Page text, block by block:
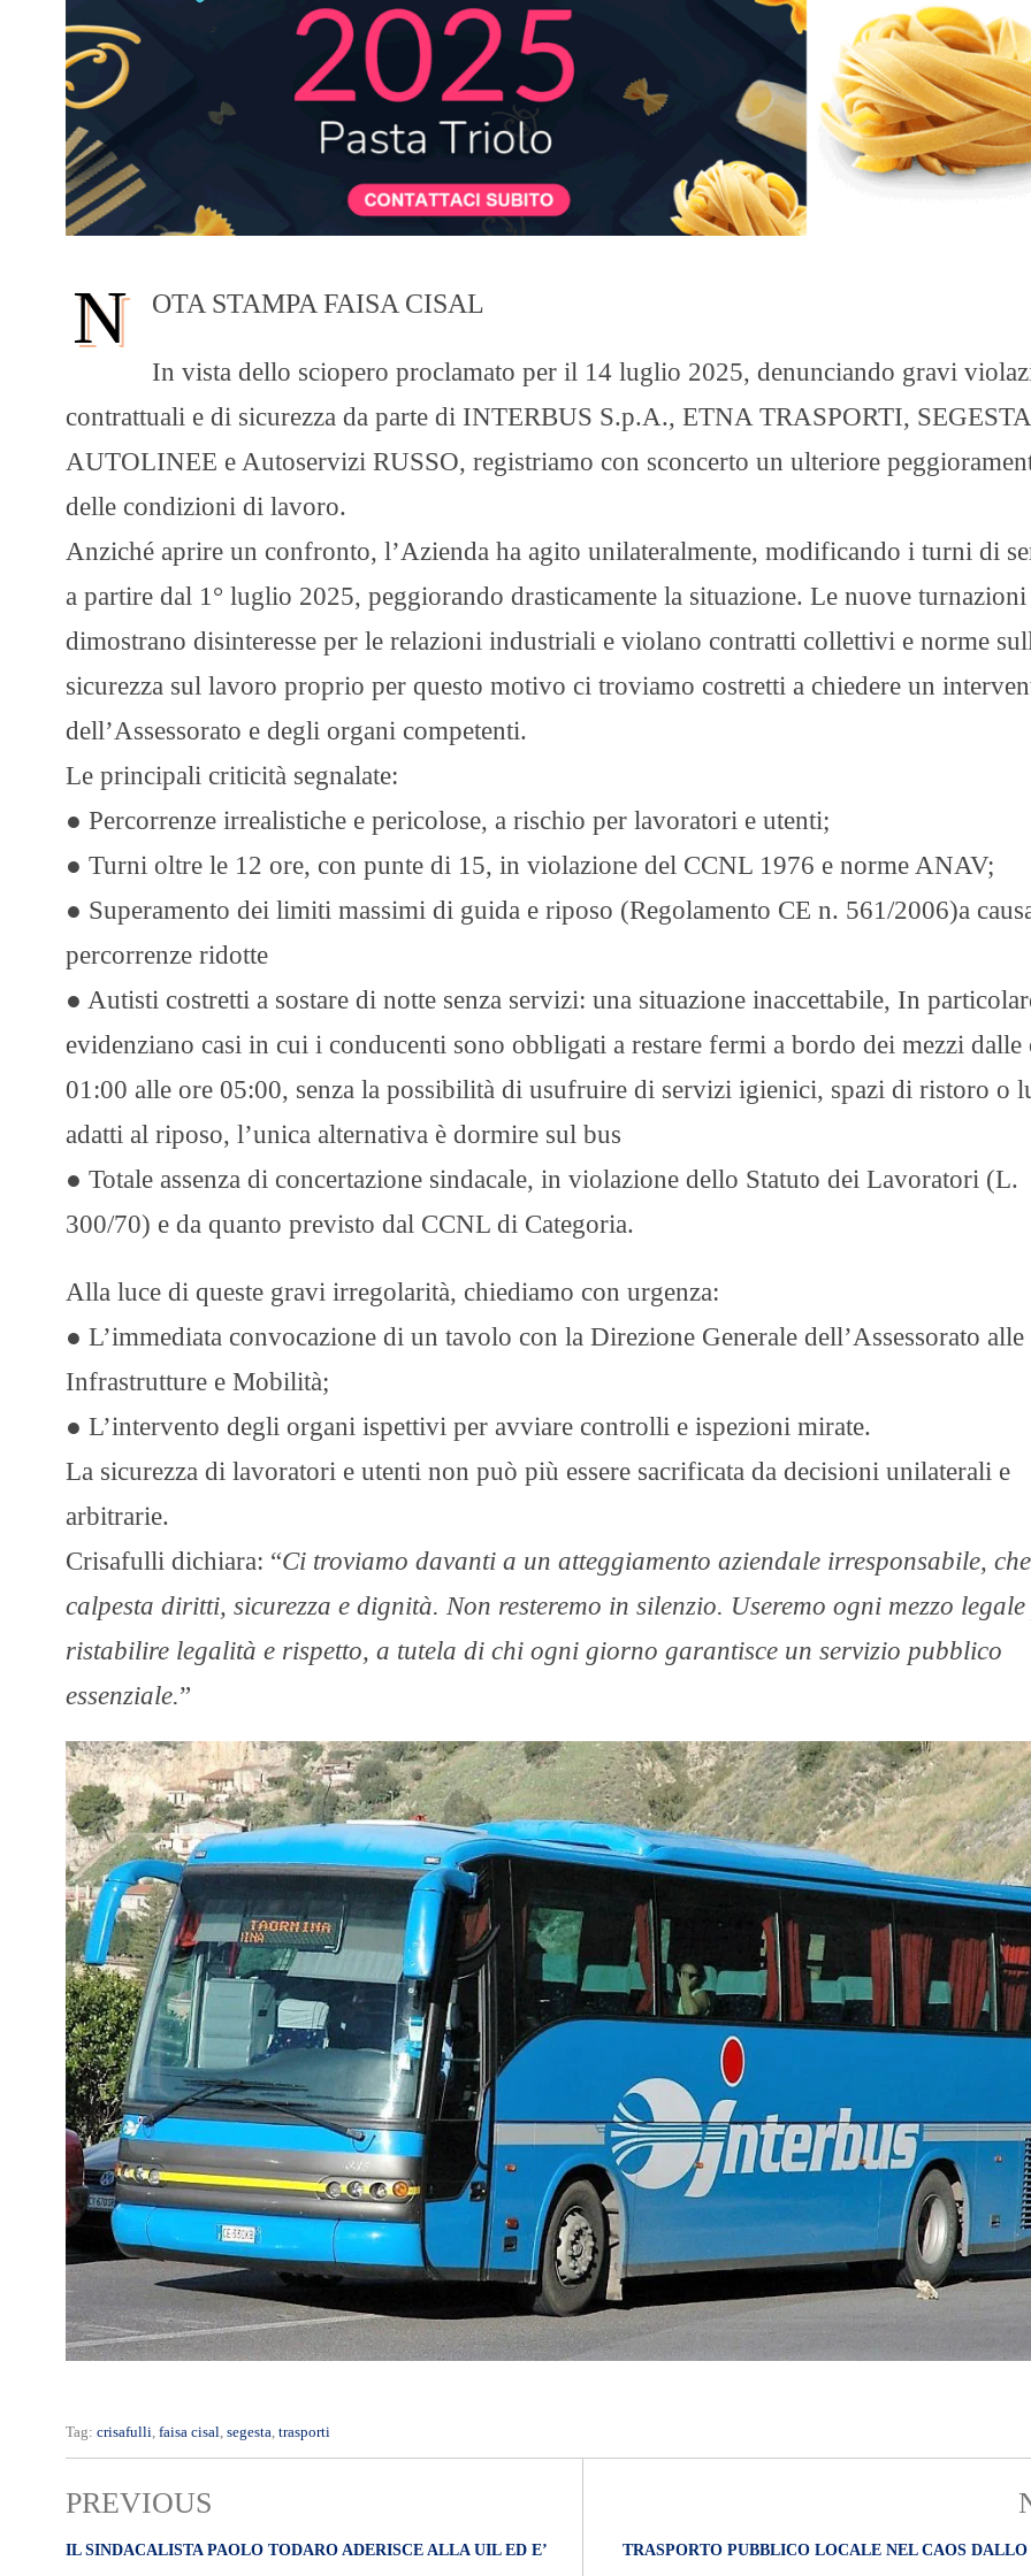
N OTA STAMPA FAISA CISAL
In vista dello sciopero proclamato per il 14 luglio 2025, denunciando gravi
contrattuali e di sicurezza da parte di INTERBUS S.p.A., ETNA TRASPORTI, SEGESTA
AUTOLINEE e Autoservizi RUSSO, registriamo con sconcerto un ulteriore
delle condizioni di lavoro.
Anziché aprire un confronto, l’Azienda ha agito unilateralmente, modificando i turni di
a partire dal 1° luglio 2025, peggiorando drasticamente la situazione. Le nuove turnazioni
dimostrano disinteresse per le relazioni industriali e violano contratti collettivi e norme
sicurezza sul lavoro proprio per questo motivo ci troviamo costretti a chiedere un
dell’Assessorato e degli organi competenti.
Le principali criticità segnalate:
● Percorrenze irrealistiche e pericolose, a rischio per lavoratori e utenti;
● Turni oltre le 12 ore, con punte di 15, in violazione del CCNL 1976 e norme ANAV;
● Superamento dei limiti massimi di guida e riposo (Regolamento CE n. 561/2006)a
percorrenze ridotte
● Autisti costretti a sostare di notte senza servizi: una situazione inaccettabile, In
evidenziano casi in cui i conducenti sono obbligati a restare fermi a bordo dei mezzi dalle
01:00 alle ore 05:00, senza la possibilità di usufruire di servizi igienici, spazi di ristoro o
adatti al riposo, l’unica alternativa è dormire sul bus
● Totale assenza di concertazione sindacale, in violazione dello Statuto dei Lavoratori (L.
300/70) e da quanto previsto dal CCNL di Categoria.
Alla luce di queste gravi irregolarità, chiediamo con urgenza:
● L’immediata convocazione di un tavolo con la Direzione Generale dell’Assessorato alle
Infrastrutture e Mobilità;
● L’intervento degli organi ispettivi per avviare controlli e ispezioni mirate.
La sicurezza di lavoratori e utenti non può più essere sacrificata da decisioni unilaterali e
arbitrarie.
Crisafulli dichiara: “Ci troviamo davanti a un atteggiamento aziendale irresponsabile, che
calpesta diritti, sicurezza e dignità. Non resteremo in silenzio. Useremo ogni mezzo
ristabilire legalità e rispetto, a tutela di chi ogni giorno garantisce un servizio pubblico
essenziale.”
Tag: crisafulli, faisa cisal, segesta, trasporti
PREVIOUS
IL SINDACALISTA PAOLO TODARO ADERISCE ALLA UIL ED E’ TRASPORTO PUBBLICO LOCALE NEL CAOS DALLO